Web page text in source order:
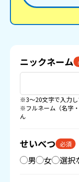
ニックネーム
※3〜20文字で入力し
※フルネーム（名字
ん
せいべつ 必須
男 女 選択